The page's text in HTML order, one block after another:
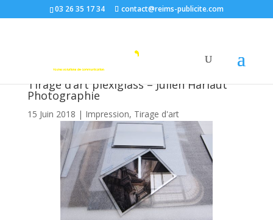
03 26 35 17 34 contact@reims-publicite.com
Tirage d’art plexiglass – Julien Harlaut
Photographie
15 Juin 2018 | Impression, Tirage d'art